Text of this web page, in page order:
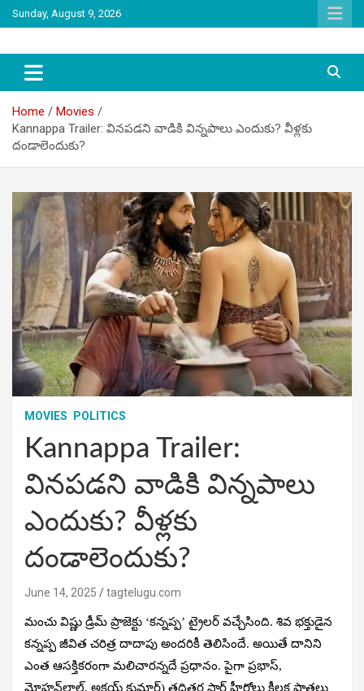
Skip
to
Sunday, August 9, 2026
Tag Telugu
Home
Movies
Kannappa Trailer: వినపడని వాడికి విన్నపాలు ఎందుకు? వీళ్లకు
దండాలెందుకు?
MOVIES POLITICS
Kannappa Trailer:
వినపడని వాడికి విన్నపాలు
ఎందుకు? వీళ్లకు
దండాలెందుకు?
June 14, 2025 tagtelugu.com
మంచు విష్ణు డ్రీమ్‌ ప్రాజెక్టు ‘కన్నప్ప’ ట్రైలర్ వచ్చేసింది. శివ భక్తుడైన
కన్నప్ప జీవిత చరిత్ర దాదాపు అందరికీ తెలిసిందే. అయితే దానిని
ఎంత ఆసక్తికరంగా మలిచారన్నదే ప్రధానం. పైగా ప్రభాస్‌,
మోహన్‌లాల్‌, అక్షయ్‌ కుమార్‌) తదితర స్టార్‌ హీరోలు కీలక పాత్రలు